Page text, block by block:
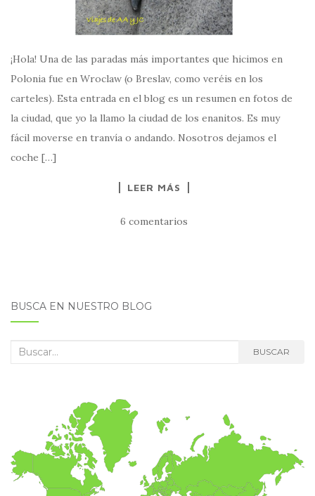
¡Hola! Una de las paradas más importantes que hicimos en
Polonia fue en Wroclaw (o Breslav, como veréis en los
carteles). Esta entrada en el blog es un resumen en fotos de
la ciudad, que yo la llamo la ciudad de los enanitos. Es muy
fácil moverse en tranvía o andando. Nosotros dejamos el
coche […]
LEER MÁS
6 comentarios
BUSCA EN NUESTRO BLOG
Buscar: BUSCAR